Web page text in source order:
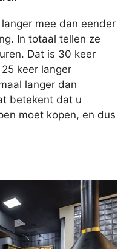
mee dan eender
In totaal tellen ze
Dat is 30 keer
keer langer
langer dan
betekent dat u
moet kopen, en dus